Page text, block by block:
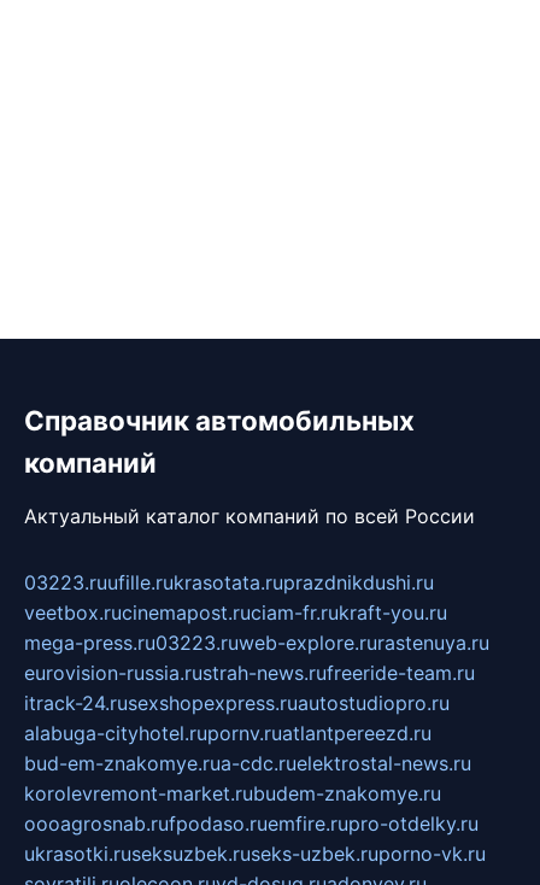
Справочник автомобильных
компаний
Актуальный каталог компаний по всей России
03223.ruufille.rukrasotata.ruprazdnikdushi.ru
veetbox.rucinemapost.ruciam-fr.rukraft-you.ru
mega-press.ru03223.ruweb-explore.rurastenuya.ru
eurovision-russia.rustrah-news.rufreeride-team.ru
itrack-24.rusexshopexpress.ruautostudiopro.ru
alabuga-cityhotel.rupornv.ruatlantpereezd.ru
bud-em-znakomye.rua-cdc.ruelektrostal-news.ru
korolevremont-market.rubudem-znakomye.ru
oooagrosnab.rufpodaso.ruemfire.rupro-otdelky.ru
ukrasotki.ruseksuzbek.ruseks-uzbek.ruporno-vk.ru